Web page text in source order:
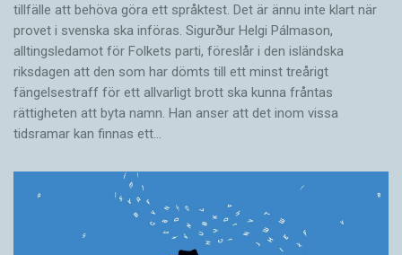
tillfälle att behöva göra ett språktest. Det är ännu inte klart när
provet i svenska ska införas. Sigurður Helgi Pálmason,
alltingsledamot för Folkets parti, föreslår i den isländska
riksdagen att den som har dömts till ett minst treårigt
fängelsestraff för ett allvarligt brott ska kunna fråntas
rättigheten att byta namn. Han anser att det inom vissa
tidsramar kan finnas ett…